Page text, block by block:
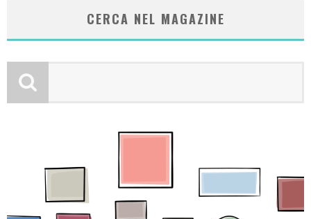
CERCA NEL MAGAZINE